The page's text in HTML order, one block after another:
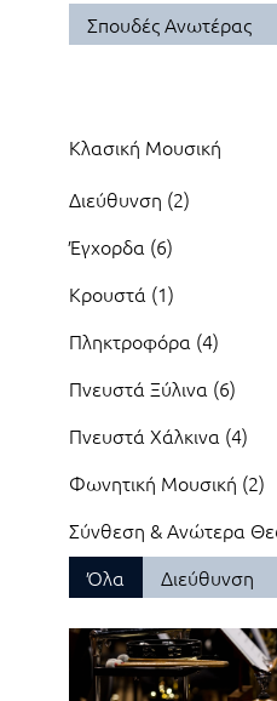
Σπουδές Ανωτέρας
Κλασική Μουσική
Διεύθυνση (2)
Έγχορδα (6)
Κρουστά (1)
Πληκτροφόρα (4)
Πνευστά Ξύλινα (6)
Πνευστά Χάλκινα (4)
Φωνητική Μουσική (2)
Σύνθεση & Ανώτερα
Όλα
Διεύθυνση